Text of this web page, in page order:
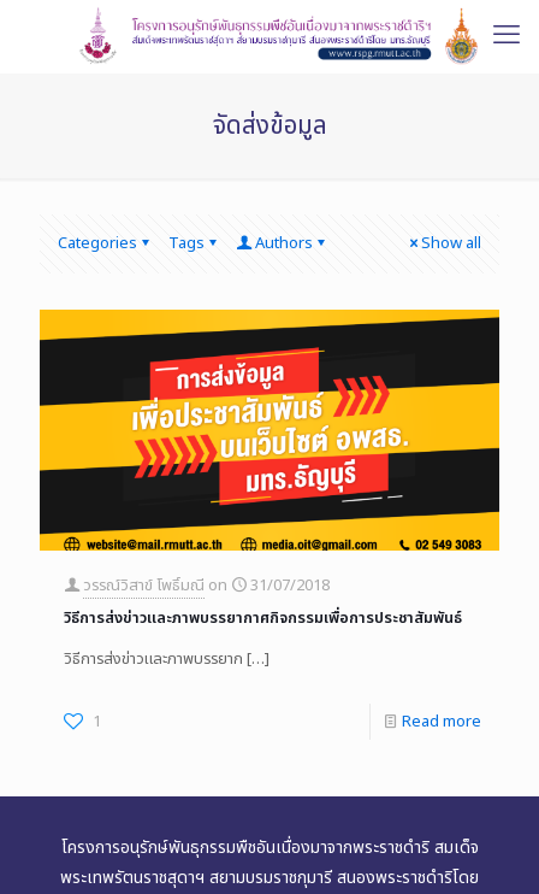
จัดส่งข้อมูล
Categories Tags Authors Show all
วรรณ์วิสาข์ โพธิ์มณี on
31/07/2018
วิธีการส่งข่าวและภาพบรรยากาศกิจกรรมเพื่อการประชาสัมพันธ์
วิธีการส่งข่าวและภาพบรรยาก […]
1 Read more
โครงการอนุรักษ์พันธุกรรมพืชอันเนื่องมาจากพระราชดำริ สมเด็จ
พระเทพรัตนราชสุดาฯ สยามบรมราชกุมารี สนองพระราชดำริโดย